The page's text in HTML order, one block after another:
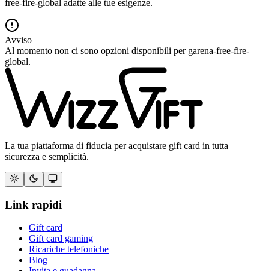
free-fire-global adatte alle tue esigenze.
Avviso
Al momento non ci sono opzioni disponibili per garena-free-fire-
global.
La tua piattaforma di fiducia per acquistare gift card in tutta
sicurezza e semplicità.
Link rapidi
Gift card
Gift card gaming
Ricariche telefoniche
Blog